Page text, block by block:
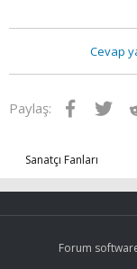
Cevap
Paylaş: Facebook
Sanatçı Fanları
Forum